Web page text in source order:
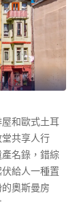
和歐式土耳
共享人行
名錄，錯綜
給人一種置
奧斯曼房